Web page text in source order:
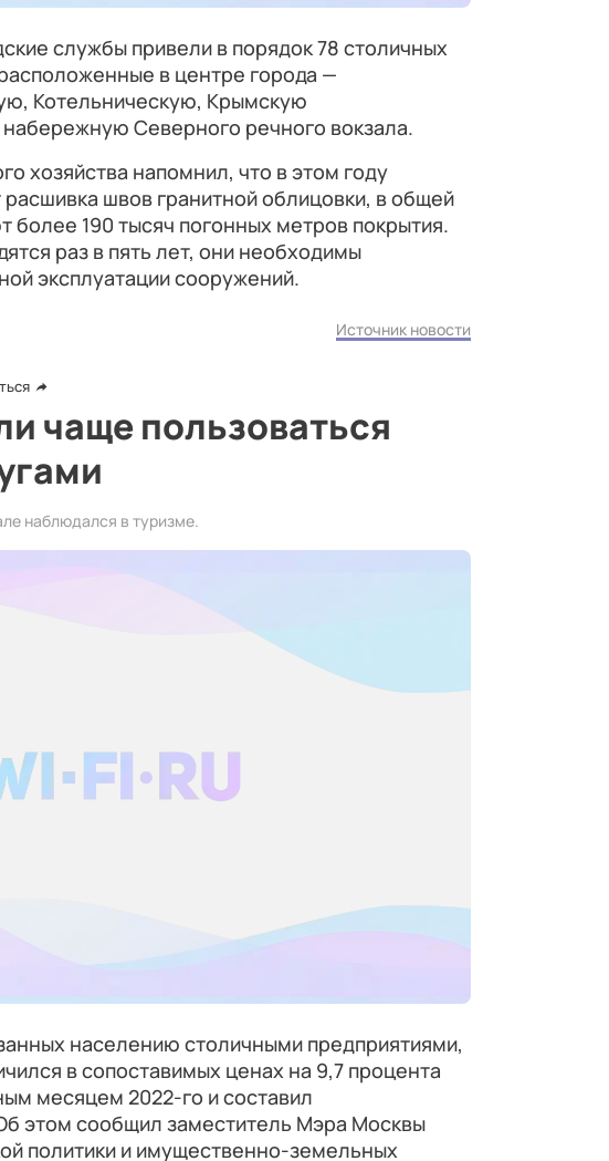
службы привели в порядок 78 столичных
в центре города —
Котельническую, Крымскую
Северного речного вокзала.
хозяйства напомнил, что в этом году
швов гранитной облицовки, в общей
190 тысяч погонных метров покрытия.
раз в пять лет, они необходимы
эксплуатации сооружений.
Источник новости
чаще пользоваться
наблюдался в туризме.
населению столичными предприятиями,
в сопоставимых ценах на 9,7 процента
месяцем 2022-го и составил
этом сообщил заместитель Мэра Москвы
политики и имущественно-земельных